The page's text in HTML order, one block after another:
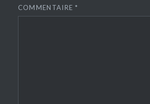
COMMENTAIRE*